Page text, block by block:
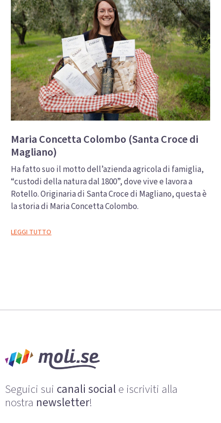
Maria Concetta Colombo (Santa Croce di
Magliano)
Ha fatto suo il motto dell’azienda agricola di famiglia,
“custodi della natura dal 1800”, dove vive e lavora a
Rotello. Originaria di Santa Croce di Magliano, questa è
la storia di Maria Concetta Colombo.
LEGGI TUTTO
Seguici sui canali social e iscriviti alla
nostra newsletter!